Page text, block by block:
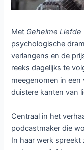
Met Geheime Liefde
psychologische
verlangens en de
reeks dagelijks te
meegenomen in
duistere kanten van
Centraal in het
podcastmaker die
In haar werk